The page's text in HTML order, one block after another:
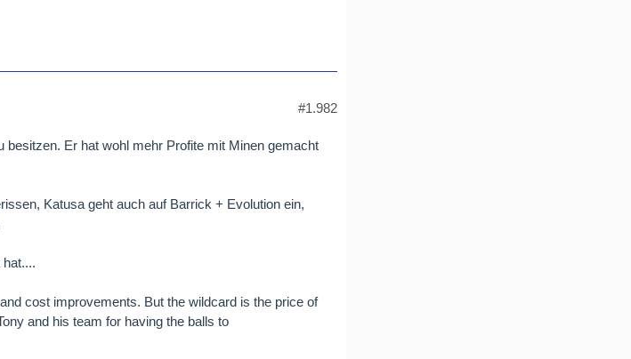
#1.982
Er hat wohl mehr Profite mit Minen gemacht
Katusa geht auch auf Barrick + Evolution ein,
cost improvements. But the wildcard is the price of
and his team for having the balls to